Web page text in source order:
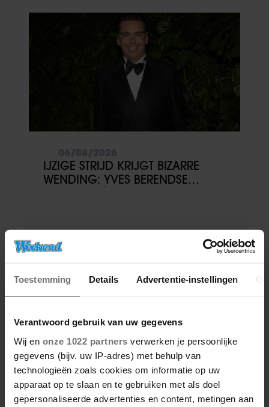
Toestemming Details Advertentie-instellingen
Verantwoord gebruik van uw gegevens
Wij en onze 1022 partners verwerken je persoonlijke
gegevens (bijv. uw IP-adres) met behulp van
technologieën zoals cookies om informatie op uw
apparaat op te slaan en te gebruiken met als doel
gepersonaliseerde advertenties en content, metingen aan
IJZIGE STRIJD KRIJGT BIZARRE
WENDING: YVES BERENDSE